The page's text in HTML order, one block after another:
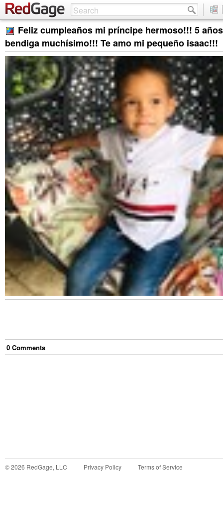
Feliz cumpleaños mi príncipe hermoso!!! 5
bendiga muchísimo!!! Te amo mi pequeño isaac!!!
0 Comments
©2026 RedGage, LLC Privacy Policy Terms of Service